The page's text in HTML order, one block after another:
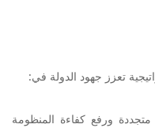
تعزز جهود الدولة في:
ورفع كفاءة المنظومة